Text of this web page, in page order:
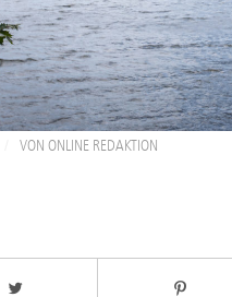
VON ONLINE REDAKTION